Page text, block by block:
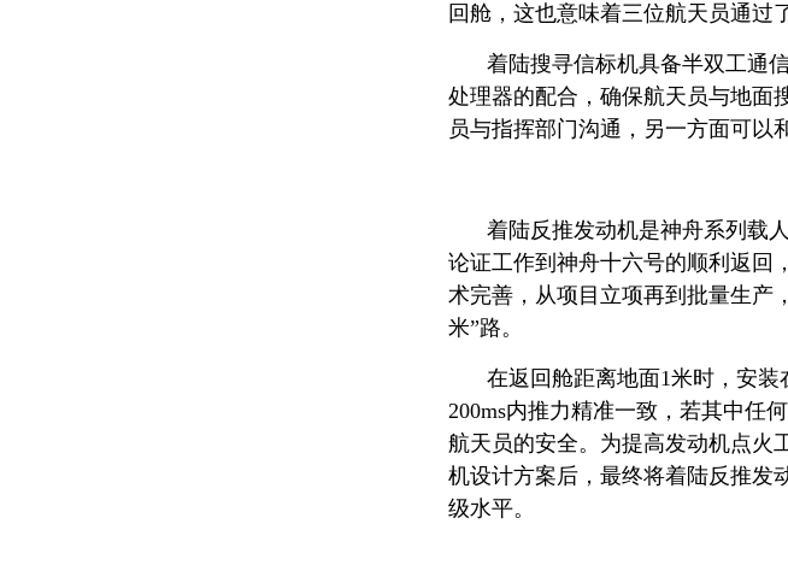
回舱，这也意味着三位航天员通过
着陆搜寻信标机具备半双工通
处理器的配合，确保航天员与地面
员与指挥部门沟通，另一方面可以
着陆反推发动机是神舟系列载
论证工作到神舟十六号的顺利返回
术完善，从项目立项再到批量生产
米”路。
在返回舱距离地面1米时，安
200ms内推力精准一致，若其中任
航天员的安全。为提高发动机点火
机设计方案后，最终将着陆反推发
级水平。